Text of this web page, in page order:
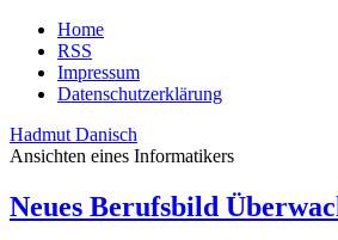
Home
RSS
Impressum
Datenschutzerklärung
Hadmut Danisch
Ansichten eines Informatikers
Neues Berufsbild